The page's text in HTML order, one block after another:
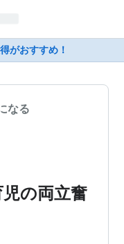
がおすすめ！
なる
の両立奮